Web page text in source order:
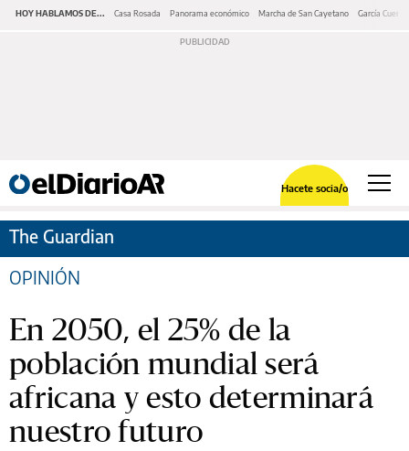
HOY HABLAMOS DE... Casa Rosada Panorama económico Marcha de San Cayetano García Cuerva
Hacete socia/o
The Guardian
OPINIÓN
En 2050, el 25% de la
población mundial será
africana y esto determinará
nuestro futuro